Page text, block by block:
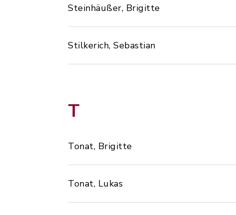
Steinhäußer, Brigitte
Stilkerich, Sebastian
T
Tonat, Brigitte
Tonat, Lukas